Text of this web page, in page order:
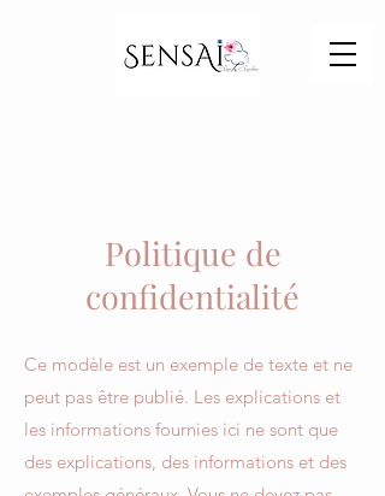
Politique de
confidentialité
Ce modèle est un exemple de texte et ne
peut pas être publié. Les explications et
les informations fournies ici ne sont que
des explications, des informations et des